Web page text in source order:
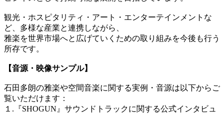
観光・ホスピタリティ・アート・エンターテインメントな
ど、多様な産業と連携しながら、
雅楽を世界市場へと広げていくための取り組みを今後も行う
所存です。
【音源・映像サンプル】
石田多朗の雅楽や空間音楽に関する実例・音源は以下からご
覧いただけます：
１.『SHOGUN』サウンドトラックに関する公式インタビュ